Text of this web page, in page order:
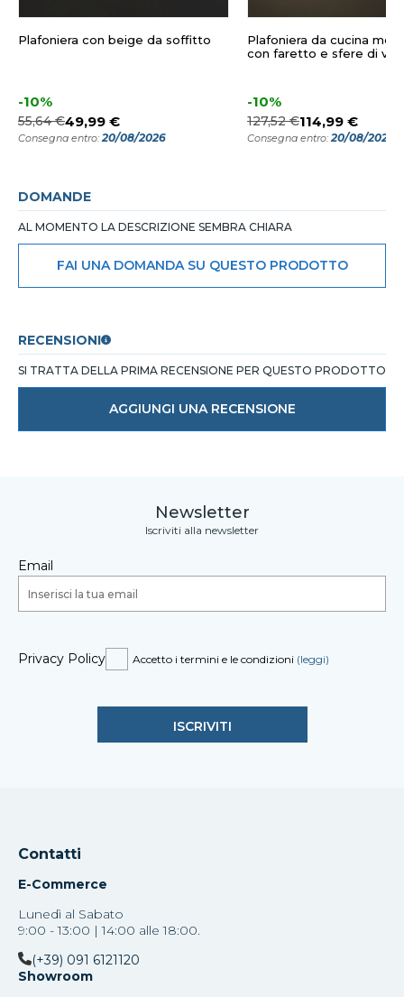
Plafoniera con beige da soffitto
-10%
55,64 €49,99 €
Consegna entro:20/08/2026
Plafoniera da cucina
con faretto e sfere di
-10%
127,52 €114,99 €
Consegna entro:20/08/2026
DOMANDE
AL MOMENTO LA DESCRIZIONE SEMBRA CHIARA
FAI UNA DOMANDA SU QUESTO PRODOTTO
RECENSIONI
SI TRATTA DELLA PRIMA RECENSIONE PER QUESTO PRODOTTO
AGGIUNGI UNA RECENSIONE
Newsletter
Iscriviti alla newsletter
Email
Privacy Policy Accetto i termini e le condizioni (leggi)
Contatti
E-Commerce
Lunedì al Sabato
9:00 - 13:00 | 14:00 alle 18:00.
(+39) 091 6121120
Showroom